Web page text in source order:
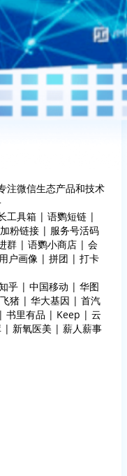
注微信生态产品和技术
工具箱 | 语鹦短链 |
粉链接 | 服务号活码
群 | 语鹦小商店 | 会
户画像 | 拼团 | 打卡
乎 | 中国移动 | 华图
猪 | 华大基因 | 首汽
书里有品 | Keep | 云
新氧医美 | 薪人薪事